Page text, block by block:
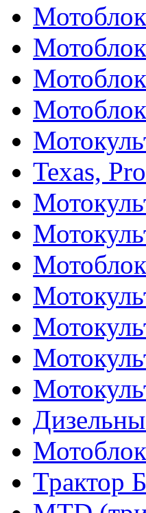
Texas,
Трактор